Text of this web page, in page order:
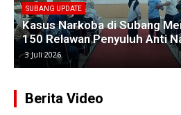
Empat Kades di Blanakan
Kawasan Hutan untuk
Pantura
25 Juni 2026
Berita Video